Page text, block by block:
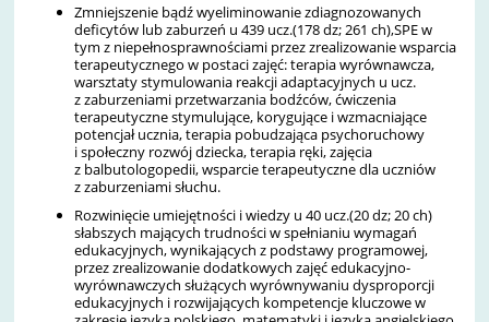
Zmniejszenie bądź wyeliminowanie zdiagnozowanych
deficytów lub zaburzeń u 439 ucz.(178 dz; 261 ch),SPE w
tym z niepełnosprawnościami przez zrealizowanie wsparcia
terapeutycznego w postaci zajęć: terapia wyrównawcza,
warsztaty stymulowania reakcji adaptacyjnych u ucz.
z zaburzeniami przetwarzania bodźców, ćwiczenia
terapeutyczne stymulujące, korygujące i wzmacniające
potencjał ucznia, terapia pobudzająca psychoruchowy
i społeczny rozwój dziecka, terapia ręki, zajęcia
z balbutologopedii, wsparcie terapeutyczne dla uczniów
z zaburzeniami słuchu.
Rozwinięcie umiejętności i wiedzy u 40 ucz.(20 dz; 20 ch)
słabszych mających trudności w spełnianiu wymagań
edukacyjnych, wynikających z podstawy programowej,
przez zrealizowanie dodatkowych zajęć edukacyjno-
wyrównawczych służących wyrównywaniu dysproporcji
edukacyjnych i rozwijających kompetencje kluczowe w